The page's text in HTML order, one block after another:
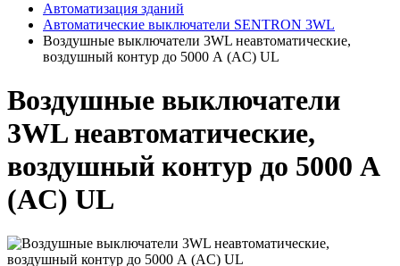
Автоматизация зданий
Автоматические выключатели SENTRON 3WL
Воздушные выключатели 3WL неавтоматические,
воздушный контур до 5000 А (AC) UL
Воздушные выключатели
3WL неавтоматические,
воздушный контур до 5000 А
(AC) UL